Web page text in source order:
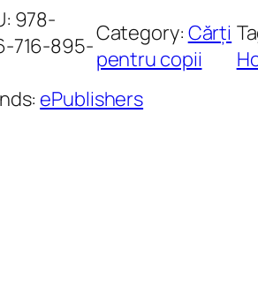
978-
716-895-Category: Cărți
pentru copii
ePublishers